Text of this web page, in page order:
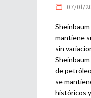
07/01/
mantiene
sin
de
se
históricos